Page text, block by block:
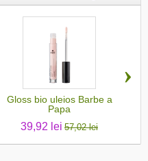
Gloss bio uleios Barbe a
Papa
39,92 lei 57,02 lei
›